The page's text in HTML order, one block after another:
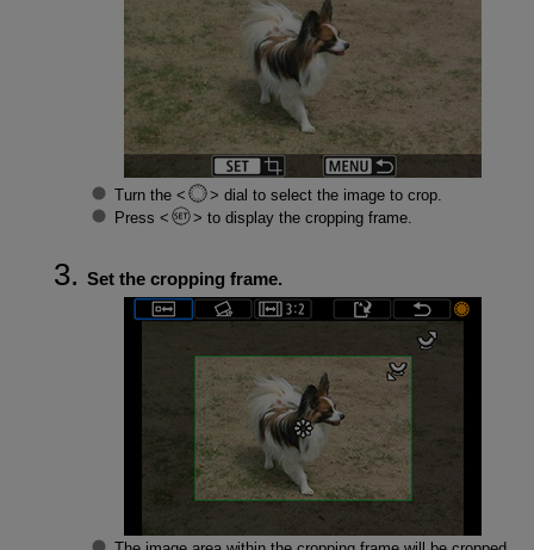
Turn the
dial to select the image to crop.
Press
to display the cropping frame.
Set the cropping frame.